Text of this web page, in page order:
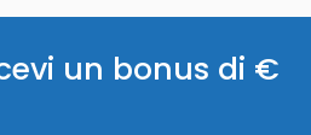
un bonus di €